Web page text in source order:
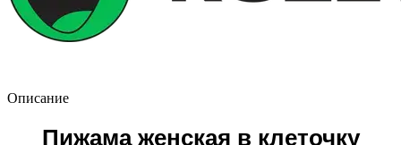
Описание
Пижама женская в клеточку